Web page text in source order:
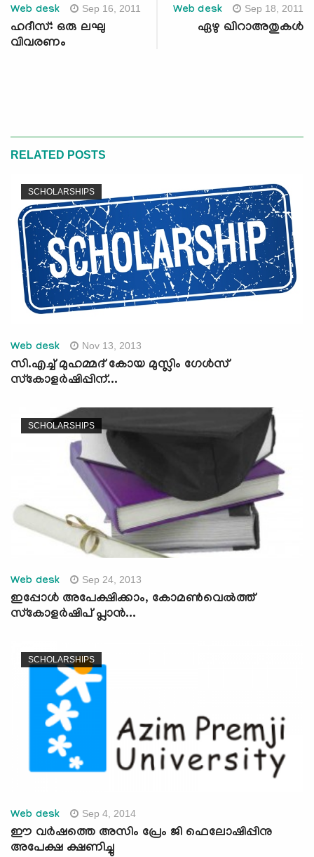
Web desk Sep 16, 2011
ഹദീസ്: ഒരു ലഘു
വിവരണം
Web desk Sep 18, 2011
ഏഴു ഖിറാഅതുകള്‍
RELATED POSTS
SCHOLARSHIPS
Web desk Nov 13, 2013
സി.എച്ച് മുഹമ്മദ് കോയ മുസ്ലിം ഗേള്‍സ്
സ്കോളര്‍ഷിപ്പിന്...
SCHOLARSHIPS
Web desk Sep 24, 2013
ഇപ്പോള്‍ അപേക്ഷിക്കാം, കോമണ്‍വെല്‍ത്ത്
സ്‌കോളര്‍ഷിപ് പ്ലാന്‍...
SCHOLARSHIPS
Web desk Sep 4, 2014
ഈ വര്‍ഷത്തെ അസിം പ്രേം ജി ഫെലോഷിപ്പിനു
അപേക്ഷ ക്ഷണിച്ചു